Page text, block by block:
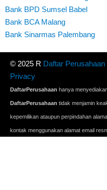
Bank BPD Sumsel Babel
Bank BCA Malang
Bank Sinarmas Palembang
© 2025 R Daftar Perusahaan
Privacy
DaftarPerusahaan hanya
DaftarPerusahaan tidak menjamin
kepemilikan ataupun perpindahan
kontak menggunakan alamat email